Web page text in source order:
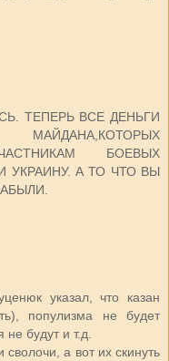
ТЕПЕРЬ ВСЕ ДЕНЬГИ
БОЕВЫХ
УКРАИНУ. А ТО ЧТО ВЫ
указал, что казан
популизма не будет
будут и т.д.
а вот их скинуть